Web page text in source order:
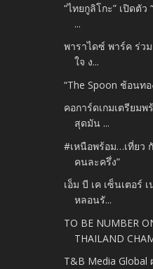
“ไทยกูลิโกะ” เปิดตั
...
พาราไดซ์ พาร์ค ร่ว
ใจ ง...
“The Spoon ช้อนทอ
คอการ์ดเกมเตรียม
สุดมัน ...
#เหนือพร้อม…เที่ยว
คนละครึ่ง”
เอ็ม บี เค เซ็นเตอร์
หลอนรั...
TO BE NUMBER
THAILAND
T&B Media Global